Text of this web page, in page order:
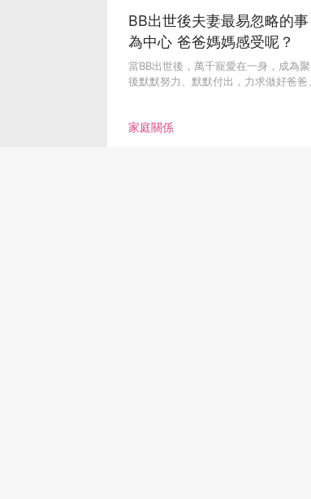
家庭關係
BB出世後夫妻最易忽略的
為中心 爸爸媽媽感受呢？
當BB出世後，萬千寵愛在一身，成為
後默默努力、默默付出，力求做好爸爸